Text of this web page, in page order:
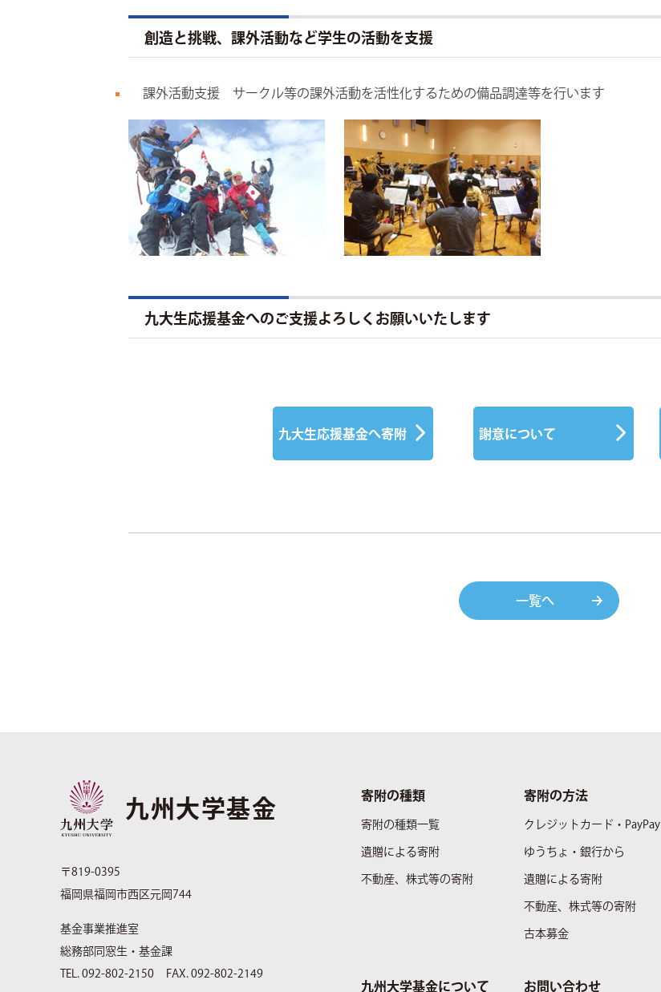
創造と挑戦、課外活動など学生の活動を支援
課外活動支援 サークル等の課外活動を活性化するための備品調達等を行います
九大生応援基金へのご支援よろしくお願いいたします
九大生応援基金へ寄附 謝意について
一覧へ
九州大学基金
〒819-0395
福岡県福岡市西区元岡744
基金事業推進室
総務部同窓生・基金課
TEL. 092-802-2150
FAX. 092-802-2149
寄附の種類
寄附の種類一覧
遺贈による寄附
不動産、株式等の寄附
寄附の方法
クレジットカード・PayPay
ゆうちょ・銀行から
遺贈による寄附
不動産、株式等の寄附
古本募金
九州大学基金について お問い合わせ